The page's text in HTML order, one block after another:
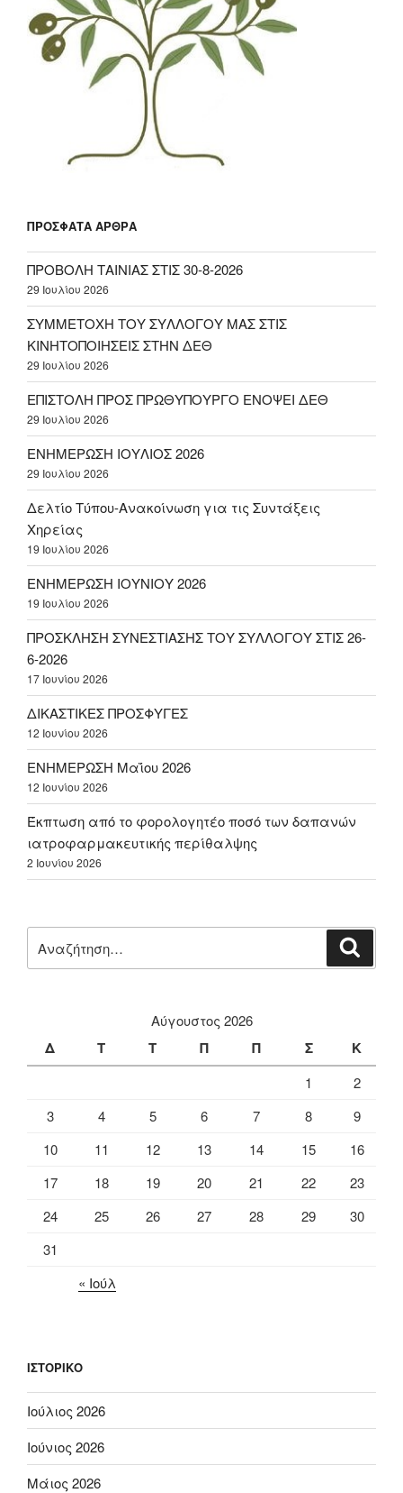
ΠΡΌΣΦΑΤΑ ΆΡΘΡΑ
ΠΡΟΒΟΛΗ ΤΑΙΝΙΑΣ ΣΤΙΣ 30-8-2026
29 Ιουλίου 2026
ΣΥΜΜΕΤΟΧΗ ΤΟΥ ΣΥΛΛΟΓΟΥ ΜΑΣ ΣΤΙΣ
ΚΙΝΗΤΟΠΟΙΗΣΕΙΣ ΣΤΗΝ ΔΕΘ
29 Ιουλίου 2026
ΕΠΙΣΤΟΛΗ ΠΡΟΣ ΠΡΩΘΥΠΟΥΡΓΟ ΕΝΟΨΕΙ ΔΕΘ
29 Ιουλίου 2026
ΕΝΗΜΕΡΩΣΗ ΙΟΥΛΙΟΣ 2026
29 Ιουλίου 2026
Δελτίο Τύπου-Ανακοίνωση για τις Συντάξεις
Χηρείας
19 Ιουλίου 2026
ΕΝΗΜΕΡΩΣΗ ΙΟΥΝΙΟΥ 2026
19 Ιουλίου 2026
ΠΡΟΣΚΛΗΣΗ ΣΥΝΕΣΤΙΑΣΗΣ ΤΟΥ ΣΥΛΛΟΓΟΥ ΣΤΙΣ 26-
6-2026
17 Ιουνίου 2026
ΔΙΚΑΣΤΙΚΕΣ ΠΡΟΣΦΥΓΕΣ
12 Ιουνίου 2026
ΕΝΗΜΕΡΩΣΗ Μαΐου 2026
12 Ιουνίου 2026
Έκπτωση από το φορολογητέο ποσό των δαπανών
ιατροφαρμακευτικής περίθαλψης
2 Ιουνίου 2026
για:
Αύγουστος 2026
Δ Τ Τ Π Π Σ Κ
1
2
3
4 5 6 7 8
9
10
11 12 13 14 15
16
17
18 19 20 21 22
23
24
25 26 27 28 29
30
31
« Ιούλ
ΙΣΤΟΡΙΚΌ
Ιούλιος 2026
Ιούνιος 2026
Μάιος 2026